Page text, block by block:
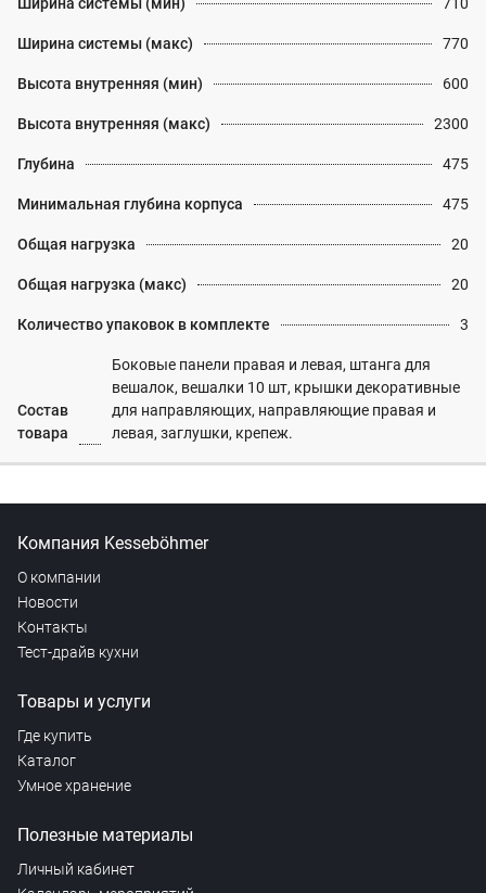
Ширина системы (макс) 770
Высота внутренняя (мин) 600
Высота внутренняя (макс) 2300
Глубина 475
Минимальная глубина корпуса 475
Общая нагрузка 20
Общая нагрузка (макс) 20
Количество упаковок в комплекте 3
Состав
товара
Боковые панели правая и левая, штанга для
вешалок, вешалки 10 шт, крышки декоративные
для направляющих, направляющие правая и
левая, заглушки, крепеж.
Компания Kesseböhmer
О компании
Новости
Контакты
Тест-драйв кухни
Товары и услуги
Где купить
Каталог
Умное хранение
Полезные материалы
Личный кабинет